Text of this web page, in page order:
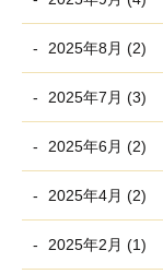
2025年8月 (2)
2025年7月 (3)
2025年6月 (2)
2025年4月 (2)
2025年2月 (1)